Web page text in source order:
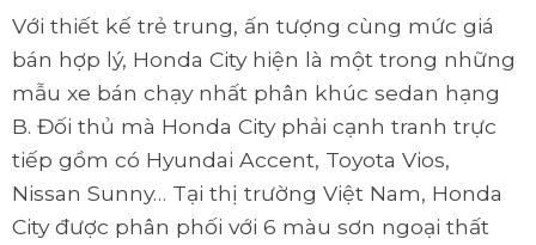
Với thiết kế trẻ trung, ấn tượng cùng mức giá
bán hợp lý, Honda City hiện là một trong những
mẫu xe bán chạy nhất phân khúc sedan hạng
B. Đối thủ mà Honda City phải cạnh tranh trực
tiếp gồm có Hyundai Accent, Toyota Vios,
Nissan Sunny… Tại thị trường Việt Nam, Honda
City được phân phối với 6 màu sơn ngoại thất